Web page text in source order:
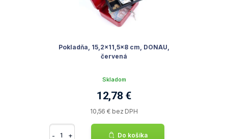
Pokladňa, 15,2x11,5x8 cm, DONAU,
červená
Skladom
12,78 €
10,56 € bez DPH
- + Do košíka